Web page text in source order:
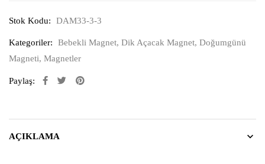
Stok Kodu: DAM33-3-3
Kategoriler: Bebekli Magnet, Dik Açacak Magnet, Doğumgünü
Magneti, Magnetler
Paylaş:
AÇIKLAMA